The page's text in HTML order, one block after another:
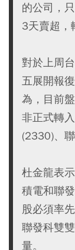
的公司，
3天賣超，
對於上周
五展開報
為，目前
非正式轉
(2330)、
杜金龍表
積電和聯
股必須率
聯發科雙
量。